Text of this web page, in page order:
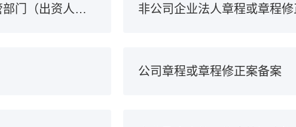
非公司企业法人主管部门（出资人）变动备案
公司章程或章程修正案备案